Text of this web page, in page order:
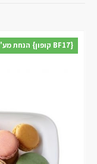
{BF17 קופון} הנחת מע"מ נוספת למצטרפים חדשים